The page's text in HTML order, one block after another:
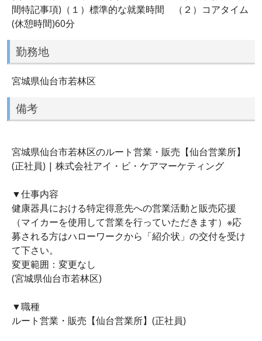
間特記事項)（１）標準的な就業時間 （２）コアタイム
(休憩時間)60分
勤務地
宮城県仙台市若林区
備考
宮城県仙台市若林区のルート営業・販売【仙台営業所】
(正社員) | 株式会社アイ・ビ・ケアマーケティング
▼仕事内容
健康器具における特定得意先への営業活動と販売応援
（マイカーを使用して営業を行っていただきます）※応
募される方はハローワークから「紹介状」の交付を受け
て下さい。
変更範囲：変更なし
(宮城県仙台市若林区)
▼職種
ルート営業・販売【仙台営業所】(正社員)